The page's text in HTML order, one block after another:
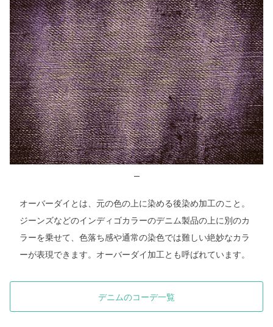
—
オーバーダイとは、元の色の上に染める後染め加工のこと。
ジーンズなどのインディゴカラーのデニム製品の上に別のカ
ラーを乗せて、色落ち感や通常の染色では難しい絶妙なカラ
ーが表現できます。オーバーダイ加工とも呼ばれています。
デニムのコーデ一覧